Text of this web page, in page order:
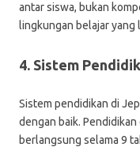
antar siswa, bukan
lingkungan belajar
4. Sistem
Sistem pendidikan di
dengan baik.
berlangsung selama 9